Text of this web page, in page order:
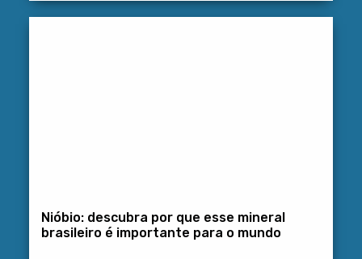
Nióbio: descubra por que esse mineral
brasileiro é importante para o mundo